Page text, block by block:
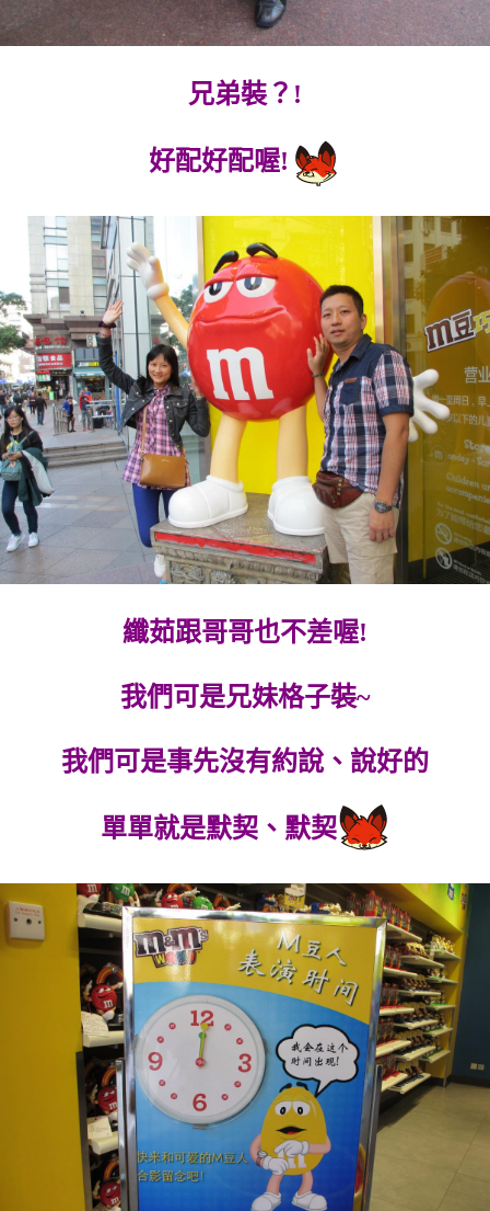
兄弟裝？!
好配好配喔!
纖茹跟哥哥也不差喔!
我們可是兄妹格子裝~
我們可是事先沒有約說、說好的
單單就是默契、默契